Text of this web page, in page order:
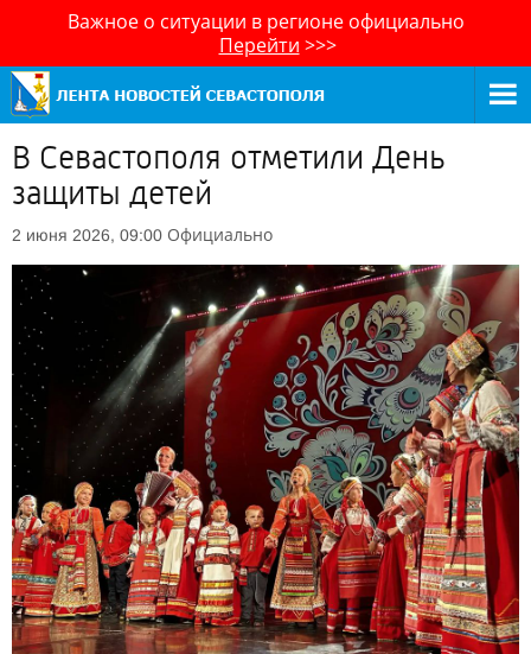
Важное о ситуации в регионе официально
Перейти >>>
В Севастополя отметили День
защиты детей
2 июня 2026, 09:00 Официально